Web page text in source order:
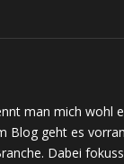
man mich wohl
Blog geht es
Dabei